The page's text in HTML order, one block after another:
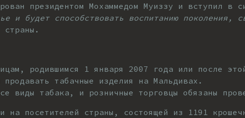
президентом Мохаммедом Муиззу и вступил в
и будет способствовать воспитанию поколения,
страны.
родившимся 1 января 2007 года или после
табачные изделия на Мальдивах.
виды табака, и розничные торговцы обязаны
на посетителей страны, состоящей из 1191